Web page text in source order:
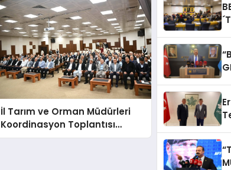
İl Tarım ve Orman Müdürleri
Koordinasyon Toplantısı
Düzenlendi